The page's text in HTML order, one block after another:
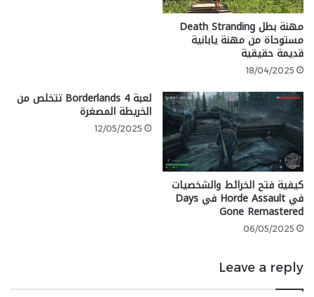
من الدروع.
مهنة بطل Death Stranding
مستوحاة من مهنة يابانية
قديمة حقيقية
18/04/2025
كيفية فتح الخرائط والشخصيات
في Horde Assault في Days
Gone Remastered
06/05/2025
لعبة Borderlands 4 تتخلص من
الخريطة المصغرة
12/05/2025
Leave a reply